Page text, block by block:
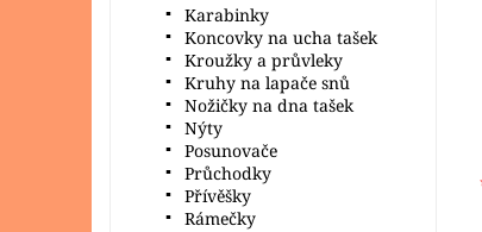
Karabinky
Koncovky na ucha tašek
Kroužky a průvleky
Kruhy na lapače snů
Nožičky na dna tašek
Nýty
Posunovače
Průchodky
Přívěšky
Rámečky